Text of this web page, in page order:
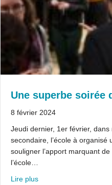
Une superbe soirée
8 février 2024
Jeudi dernier, 1er février,
secondaire, l’école à
souligner l’apport marquant
l’école…
Lire plusabout Une superbe